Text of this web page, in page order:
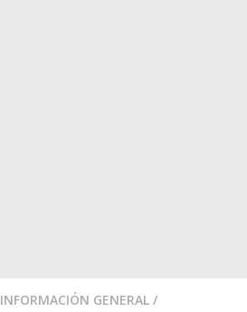
INFORMACIÓN GENERAL /